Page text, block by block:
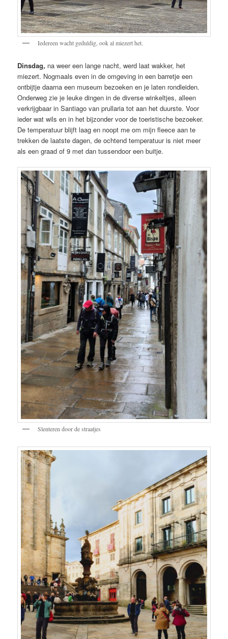
Iedereen wacht geduldig, ook al miezert het.
Dinsdag, na weer een lange nacht, werd laat wakker, het
miezert. Nogmaals even in de omgeving in een barretje een
ontbijtje daarna een museum bezoeken en je laten rondleiden.
Onderweg zie je leuke dingen in de diverse winkeltjes, alleen
verkrijgbaar in Santiago van prullaria tot aan het duurste. Voor
ieder wat wils en in het bijzonder voor de toeristische bezoeker.
De temperatuur blijft laag en noopt me om mijn fleece aan te
trekken de laatste dagen, de ochtend temperatuur is niet meer
als een graad of 9 met dan tussendoor een buitje.
Slenteren door de straatjes